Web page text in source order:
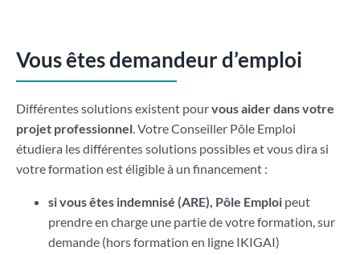
Vous êtes demandeur d’emploi
Différentes solutions existent pourvous aider dans votre
projet professionnel. Votre Conseiller Pôle Emploi
étudiera les différentes solutions possibles et vous dira si
votre formation est éligible à un financement :
si vous êtes indemnisé (ARE), Pôle Emploipeut
prendre en charge une partie de votre formation, sur
demande (hors formation en ligne IKIGAI)